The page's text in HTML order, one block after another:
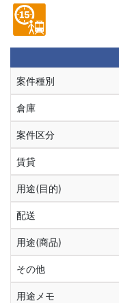
案件種別
倉庫
案件区分
賃貸
用途(目的)
配送
用途(商品)
その他
用途メモ